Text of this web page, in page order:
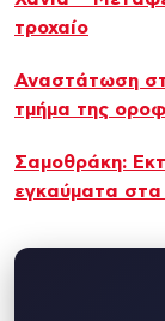
τροχαίο
Αναστάτωση
τμήμα της
Σαμοθράκη:
εγκαύματα στα